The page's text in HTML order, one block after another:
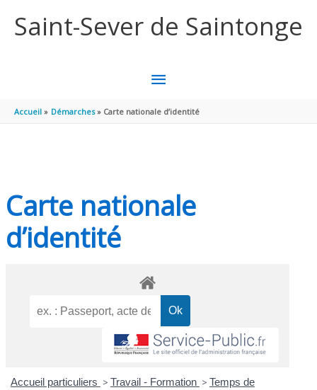
Saint-Sever de Saintonge
MENU
PRINCIPAL
Accueil Démarches Carte nationale d’identité
Carte nationale
d’identité
Accueil particuliers > Travail - Formation > Temps de